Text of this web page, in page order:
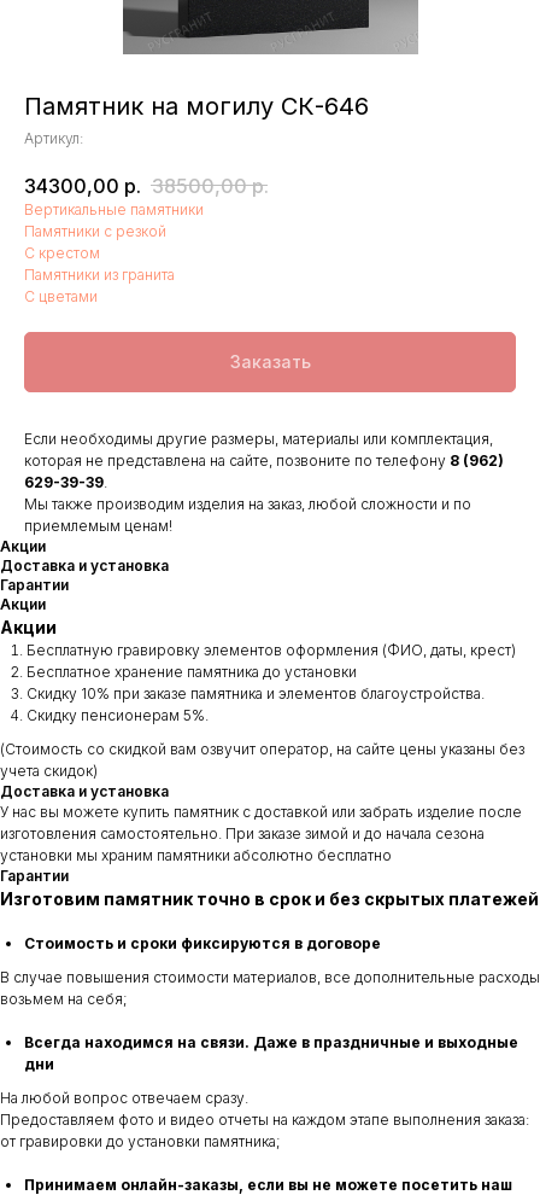
Памятник на могилу СК-646
Артикул:
34300,00 р. 38500,00 р.
Вертикальные памятники
Памятники с резкой
С крестом
Памятники из гранита
С цветами
Заказать
Если необходимы другие размеры, материалы или комплектация,
которая не представлена на сайте, позвоните по телефону 8 (962)
629-39-39
Мы также производим изделия на заказ, любой сложности и по
приемлемым ценам!
Акции
Доставка и установка
Гарантии
Акции
Акции
Бесплатную гравировку элементов оформления (ФИО, даты, крест)
Бесплатное хранение памятника до установки
Скидку 10% при заказе памятника и элементов благоустройства.
Скидку пенсионерам 5%.
(Стоимость со скидкой вам озвучит оператор, на сайте цены указаны без
учета скидок)
Доставка и установка
У нас вы можете купить памятник с доставкой или забрать изделие после
изготовления самостоятельно. При заказе зимой и до начала сезона
установки мы храним памятники абсолютно бесплатно
Гарантии
Изготовим памятник точно в срок и без скрытых платежей
Стоимость и сроки фиксируются в договоре
В случае повышения стоимости материалов, все дополнительные расходы
возьмем на себя;
Всегда находимся на связи. Даже в праздничные и выходные
дни
На любой вопрос отвечаем сразу.
Предоставляем фото и видео отчеты на каждом этапе выполнения заказа:
от гравировки до установки памятника;
Принимаем онлайн-заказы, если вы не можете посетить наш